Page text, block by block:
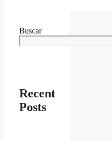
Buscar
Recent
Posts